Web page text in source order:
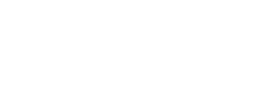
las escuentras en el